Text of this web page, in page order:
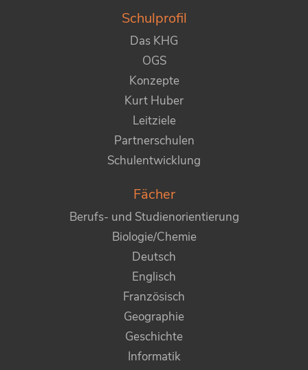
Schulprofil
Das KHG
OGS
Konzepte
Kurt Huber
Leitziele
Partnerschulen
Schulentwicklung
Fächer
Berufs- und Studienorientierung
Biologie/Chemie
Deutsch
Englisch
Französisch
Geographie
Geschichte
Informatik